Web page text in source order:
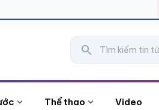
search
expand_more Thể thao expand_more Video